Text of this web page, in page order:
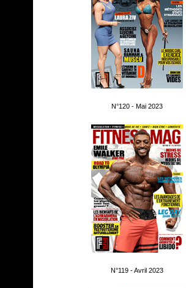
N°120 - Mai 2023
N°119 - Avril 2023